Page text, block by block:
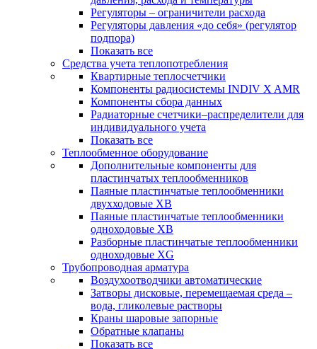
Регуляторы – ограничители расхода
Регуляторы давления «до себя» (регулятор
подпора)
Показать все
Средства учета теплопотребления
Квартирные теплосчетчики
Компоненты радиосистемы INDIV X AMR
Компоненты сбора данных
Радиаторные счетчики–распределители для
индивидуального учета
Показать все
Теплообменное оборудование
Дополнительные компоненты для
пластинчатых теплообменников
Паяные пластинчатые теплообменники
двухходовые XB
Паяные пластинчатые теплообменники
одноходовые ХВ
Разборные пластинчатые теплообменники
одноходовые ХG
Трубопроводная арматура
Воздухоотводчики автоматические
Затворы дисковые, перемещаемая среда –
вода, гликолевые растворы
Краны шаровые запорные
Обратные клапаны
Показать все